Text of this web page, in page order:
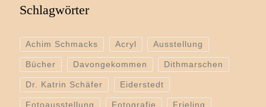
Schlagwörter
Achim Schmacks Acryl Ausstellung
Bücher Davongekommen Dithmarschen
Dr. Katrin Schäfer Eiderstedt
Fotoausstellung Fotografie Frieling